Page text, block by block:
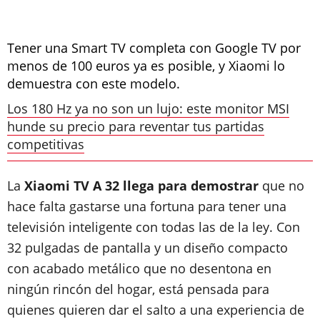
Tener una Smart TV completa con Google TV por
menos de 100 euros ya es posible, y Xiaomi lo
demuestra con este modelo.
Los 180 Hz ya no son un lujo: este monitor MSI
hunde su precio para reventar tus partidas
competitivas
La Xiaomi TV A 32 llega para demostrar que no
hace falta gastarse una fortuna para tener una
televisión inteligente con todas las de la ley. Con
32 pulgadas de pantalla y un diseño compacto
con acabado metálico que no desentona en
ningún rincón del hogar, está pensada para
quienes quieren dar el salto a una experiencia de